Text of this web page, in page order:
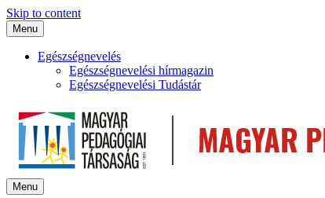
Skip to content
Menu
Egészségnevelés
Egészségnevelési hírmagazin
Egészségnevelési Tudástár
Menu